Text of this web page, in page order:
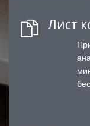
Лист